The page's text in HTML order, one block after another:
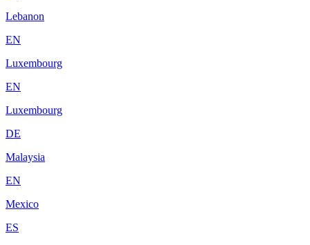
Lebanon
EN
Luxembourg
EN
Luxembourg
DE
Malaysia
EN
Mexico
ES